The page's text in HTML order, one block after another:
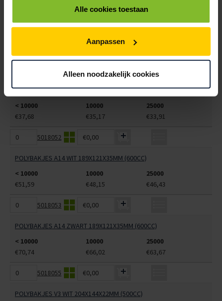
Alle cookies toestaan
Aanpassen
Alleen noodzakelijk cookies
POLYBAKJES A7 + ZIJVAK WIT 170X95X33MM (230+80CC)
10000
€35,17
POLYBAKJES A7 + ZIJVAK ZWART 170X95X33MM (230+80CC)
< 10000
10000
25000
€37,68
€35,17 €33,91
5018052 €0,00
POLYBAKJES A14 WIT 189X121X35MM (600CC)
< 10000
10000
25000
€51,59
€48,15 €46,43
5018053 €0,00
POLYBAKJES A14 ZWART 189X121X35MM (600CC)
< 10000
10000
25000
€70,74
€66,02 €63,67
5018055 €0,00
POLYBAKJES V3 WIT 204X144X22MM (500CC)